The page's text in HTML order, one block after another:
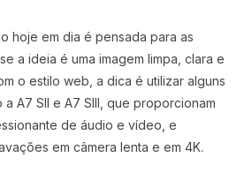
hoje em dia é pensada para as
a ideia é uma imagem limpa, clara e
o estilo web, a dica é utilizar alguns
A7 SII e A7 SIII, que proporcionam
de áudio e vídeo, e
em câmera lenta e em 4K.